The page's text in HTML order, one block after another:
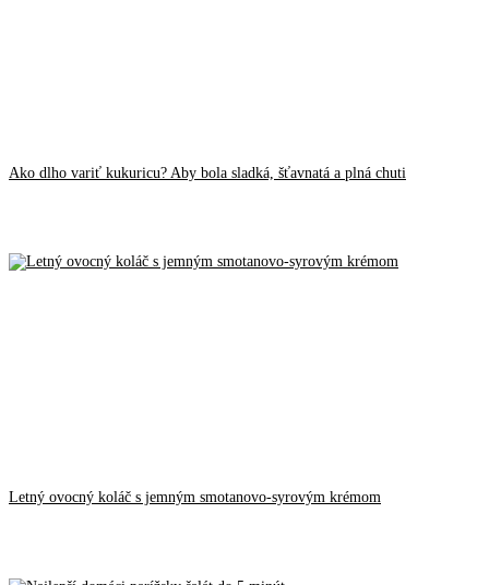
Ako dlho variť kukuricu? Aby bola sladká, šťavnatá a plná chuti
Letný ovocný koláč s jemným smotanovo-syrovým krémom